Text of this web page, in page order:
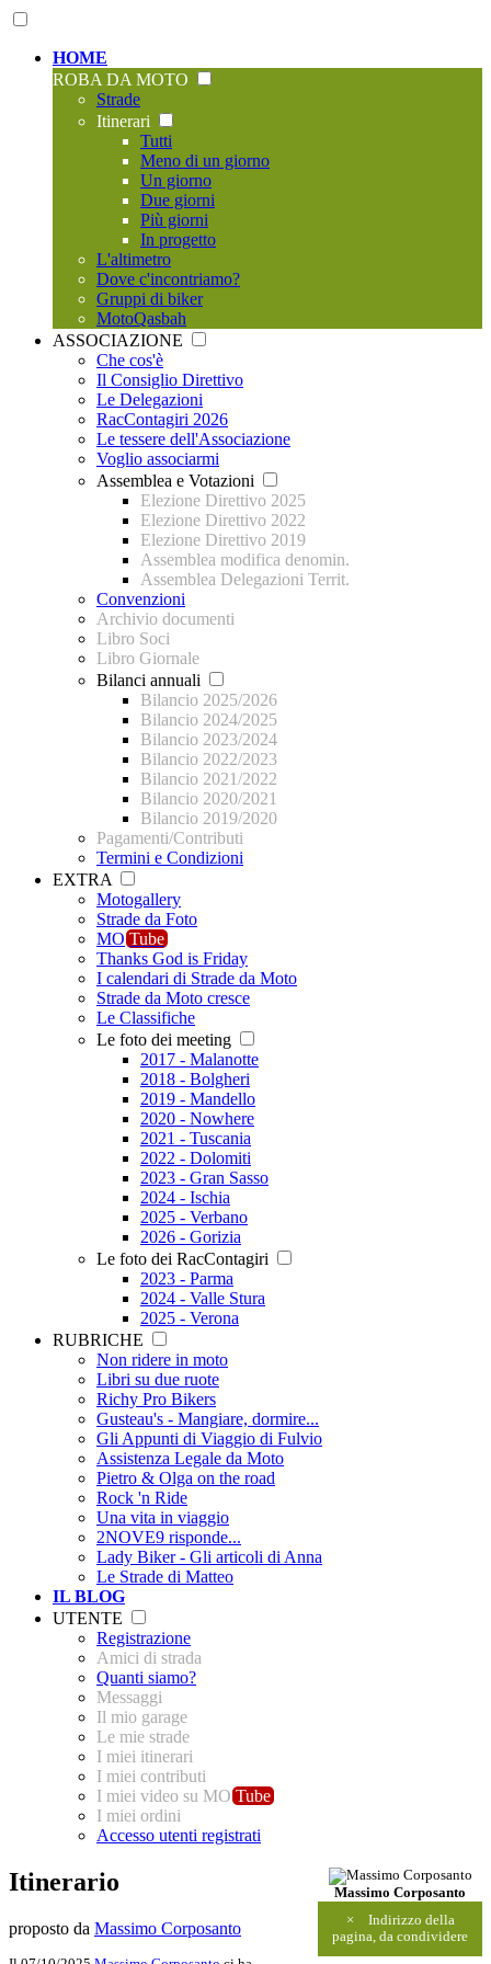
HOME
ROBA DA MOTO
Strade
Itinerari
Tutti
Meno di un giorno
Un giorno
Due giorni
Più giorni
In progetto
L'altimetro
Dove c'incontriamo?
Gruppi di biker
MotoQasbah
ASSOCIAZIONE
Che cos'è
Il Consiglio Direttivo
Le Delegazioni
RacContagiri 2026
Le tessere dell'Associazione
Voglio associarmi
Assemblea e Votazioni
Elezione Direttivo 2025
Elezione Direttivo 2022
Elezione Direttivo 2019
Assemblea modifica denomin.
Assemblea Delegazioni Territ.
Convenzioni
Archivio documenti
Libro Soci
Libro Giornale
Bilanci annuali
Bilancio 2025/2026
Bilancio 2024/2025
Bilancio 2023/2024
Bilancio 2022/2023
Bilancio 2021/2022
Bilancio 2020/2021
Bilancio 2019/2020
Pagamenti/Contributi
Termini e Condizioni
EXTRA
Motogallery
Strade da Foto
MO Tube
Thanks God is Friday
I calendari di Strade da Moto
Strade da Moto cresce
Le Classifiche
Le foto dei meeting
2017 - Malanotte
2018 - Bolgheri
2019 - Mandello
2020 - Nowhere
2021 - Tuscania
2022 - Dolomiti
2023 - Gran Sasso
2024 - Ischia
2025 - Verbano
2026 - Gorizia
Le foto dei RacContagiri
2023 - Parma
2024 - Valle Stura
2025 - Verona
RUBRICHE
Non ridere in moto
Libri su due ruote
Richy Pro Bikers
Gusteau's - Mangiare, dormire...
Gli Appunti di Viaggio di Fulvio
Assistenza Legale da Moto
Pietro & Olga on the road
Rock 'n Ride
Una vita in viaggio
2NOVE9 risponde...
Lady Biker - Gli articoli di Anna
Le Strade di Matteo
IL BLOG
UTENTE
Registrazione
Amici di strada
Quanti siamo?
Messaggi
Il mio garage
Le mie strade
I miei itinerari
I miei contributi
I miei video su MO Tube
I miei ordini
Accesso utenti registrati
Massimo Corposanto
×
Indirizzo della
pagina, da condividere
Itinerario
proposto da Massimo Corposanto